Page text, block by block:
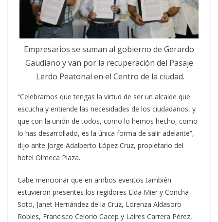
Empresarios se suman al gobierno de Gerardo
Gaudiano y van por la recuperación del Pasaje
Lerdo Peatonal en el Centro de la ciudad.
“Celebramos que tengas la virtud de ser un alcalde que
escucha y entiende las necesidades de los ciudadanos, y
que con la unión de todos, como lo hemos hecho, como
lo has desarrollado, es la única forma de salir adelante”,
dijo ante Jorge Adalberto López Cruz, propietario del
hotel Olmeca Plaza.
Cabe mencionar que en ambos eventos también
estuvieron presentes los regidores Elda Mier y Concha
Soto, Janet Hernández de la Cruz, Lorenza Aldasoro
Robles, Francisco Celorio Cacep y Laires Carrera Pérez,